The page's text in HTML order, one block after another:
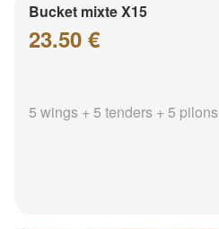
Bucket mixte X15
23.50 €
5 wings + 5 tenders + 5 pilons